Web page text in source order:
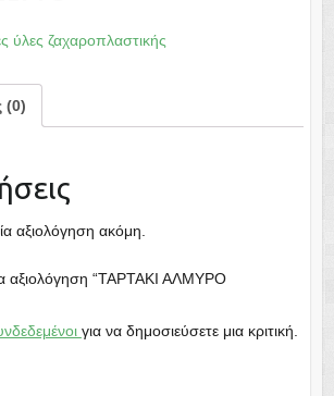
ύλες ζαχαροπλαστικής
(0)
αξιολόγηση ακόμη.
αξιολόγηση “ΤΑΡΤΑΚΙ ΑΛΜΥΡΟ
για να δημοσιεύσετε μια κριτική.